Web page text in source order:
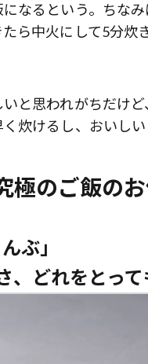
なるという。ちな
ら中火にして5分炊
いと思われがちだけ
炊けるし、おいしい
極のご飯の
ぶ」
、どれをとって